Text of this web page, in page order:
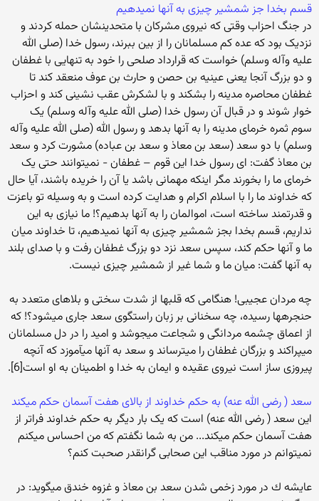
قسم بخدا جز شمشیر چیزی به آنها نمی‏دهیم
در جنگ احزاب وقتی که نیروی مشرکان با متحدینشان حمله کردند و
نزدیک بود که عده کم مسلمانان را از بین ببرند، رسول خدا (صلی الله
علیه وآله وسلم) خواست که قرارداد صلحی را خود به تنهایی با غطفان
و دو بزرگ آنجا یعنی عینیه بن حصن و حارث بن عوف منعقد کند تا
غطفان محاصره مدینه را بشکند و با لشکرش عقب نشینی کند و احزاب
خوار شوند و در قبال آن رسول خدا (صلی الله علیه وآله وسلم) یک
سوم ثمره خرمای مدینه را به آنها بدهد و رسول الله (صلی الله علیه وآله
وسلم) با دو سعد (سعد بن معاذ و سعد بن عباده) مشورت کرد و سعد
بن معاذ گفت: ای رسول خدا این قوم – غطفان - نمی‏توانند حتی یک
خرمای ما را بخورند مگر اینکه مهمانی باشد یا آن را خریده باشند، آیا حال
که خداوند ما را با اسلام اکرام و هدایت کرده است و به وسیله تو باعزت
و قدرتمند ساخته است، اموالمان را به آنها بدهیم؟! ما نیازی به این
نداریم، قسم بخدا بجز شمشیر چیزی به آنها نمی‏دهیم، تا خداوند میان
ما و آنها حکم کند، سپس سعد نزد دو بزرگ غطفان رفت و با صدای بلند
به آنها گفت: میان ما و شما غیر از شمشیر چیزی نیست.
چه مردان عجیبی! هنگامی که قلبها از شدت سختی و بلاهای متعدد به
حنجره‏ها رسیده، چه سخنانی بر زبان راستگوی سعد جاری می‏شود؟! که
از اعماق چشمه‏ مردانگی و شجاعت می‏جوشد و امید را در دل مسلمانان
می‏پراکند و بزرگان غطفان را می‏ترساند و سعد به آنها می‏آموزد که آنچه
پیروزی ساز است نیروی عقیده و ایمان به خدا و اطمینان به او است[6].
سعد ( رضی الله عنه) به حکم خداوند از بالای هفت آسمان حکم می‏کند
این سعد ( رضی الله عنه) است که یک بار دیگر به حکم خداوند فراتر از
هفت آسمان حکم می‏کند... من به شما نگفتم که من احساس می‏کنم
نمی‏توانم در مورد مناقب این صحابی گرانقدر صحبت کنم؟
عایشه ك در مورد زخمی شدن سعد بن معاذ و غزوه خندق می‏گوید: در